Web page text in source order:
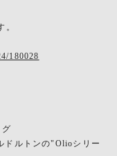
180028
ドルトンの"Olioシリー